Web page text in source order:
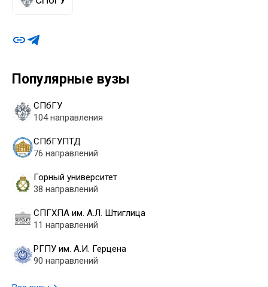
Популярные вузы
СПбГУ
104 направления
СПбГУПТД
76 направлений
Горный университет
38 направлений
СПГХПА им. А.Л. Штиглица
11 направлений
РГПУ им. А.И. Герцена
90 направлений